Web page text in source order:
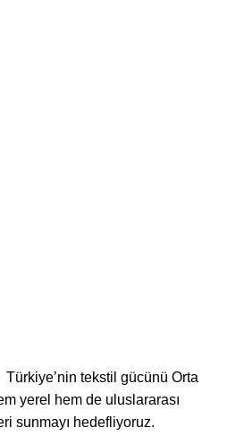
tekstil gücünü Orta
yerel hem de uluslararası
sunmayı hedefliyoruz.